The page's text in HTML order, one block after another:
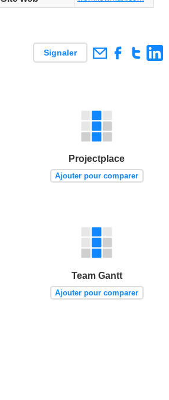
Signaler
Projectplace
Ajouter pour comparer
Team Gantt
Ajouter pour comparer